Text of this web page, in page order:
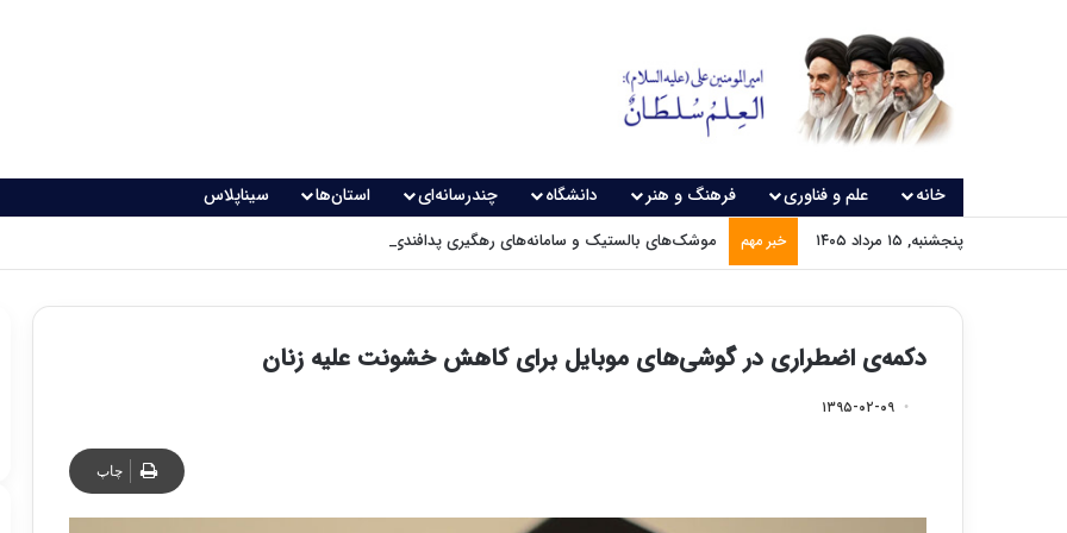
خانه علم و فناوری فرهنگ و هنر دانشگاه چندرسانه‌ای استان‌ها سیناپلاس
پنجشنبه, ۱۵ مرداد ۱۴۰۵ خبر مهم موشک‌های بالستیک و سامانه‌های رهگیری پدافندی چگونه کار می کنند؟
دکمه‌ی اضطراری در گوشی‌های موبایل برای کاهش خشونت علیه زنان
۱۳۹۵-۰۲-۰۹
چاپ